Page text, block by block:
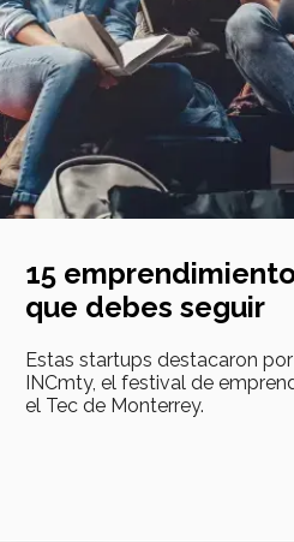
15
que debes seguir
Estas startups destacaron
INCmty, el festival de
el Tec de Monterrey.